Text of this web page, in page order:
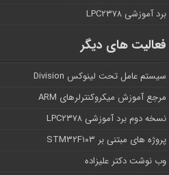
برد آموزشی LPC۲۳۷۸
فعالیت های دیگر
سیستم عامل تحت لینوکس Division
مرجع آموزش میکروکنترلرهای ARM
نسخه دوم برد آموزشی LPC۲۳۷۸
پروژه های مبتنی بر STM۳۲F۱۰۳
وب نوشت دکتر علیزاده